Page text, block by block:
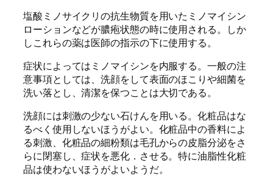
塩酸ミノサイクリの抗生物質を用いたミノマイシン
ローションなどが膿疱状態の時に使用される。しか
しこれらの薬は医師の指示の下に使用する。
症状によってはミノマイシンを内服する。一般の注
意事項としては、洗顔をして表面のほこりや細菌を
洗い落とし、清潔を保つことは大切である。
洗顔には刺激の少ない石けんを用いる。化粧品はな
るべく使用しないほうがよい。化粧品中の香料によ
る刺激、化粧品の細粉類は毛孔からの皮脂分泌をさ
らに閉塞し、症状を悪化．させる。特に油脂性化粧
品は使わないほうがよいようだ。